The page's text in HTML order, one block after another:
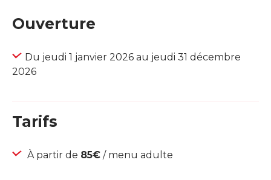
Ouverture
Du jeudi 1 janvier 2026 au jeudi 31 décembre
2026
Tarifs
À partir de 85€ / menu adulte